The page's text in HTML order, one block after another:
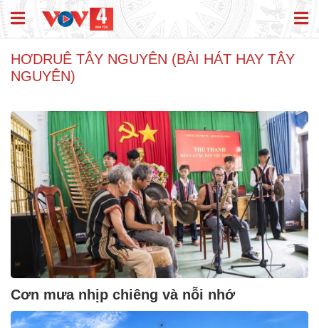
HƠDRUÊ TÂY NGUYÊN (BÀI HÁT HAY TÂY
NGUYÊN)
Cơn mưa nhịp chiêng và nỗi nhớ